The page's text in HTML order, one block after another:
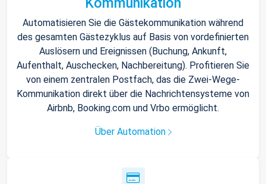
Automatisieren Sie die Gästekommunikation während
des gesamten Gästezyklus auf Basis von vordefinierten
Auslösern und Ereignissen (Buchung, Ankunft,
Aufenthalt, Auschecken, Nachbereitung). Profitieren Sie
von einem zentralen Postfach, das die Zwei-Wege-
Kommunikation direkt über die Nachrichtensysteme von
Airbnb, Booking.com und Vrbo ermöglicht.
Über Automation